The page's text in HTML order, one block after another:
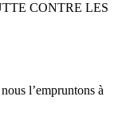
CONTRE LES
l’empruntons à